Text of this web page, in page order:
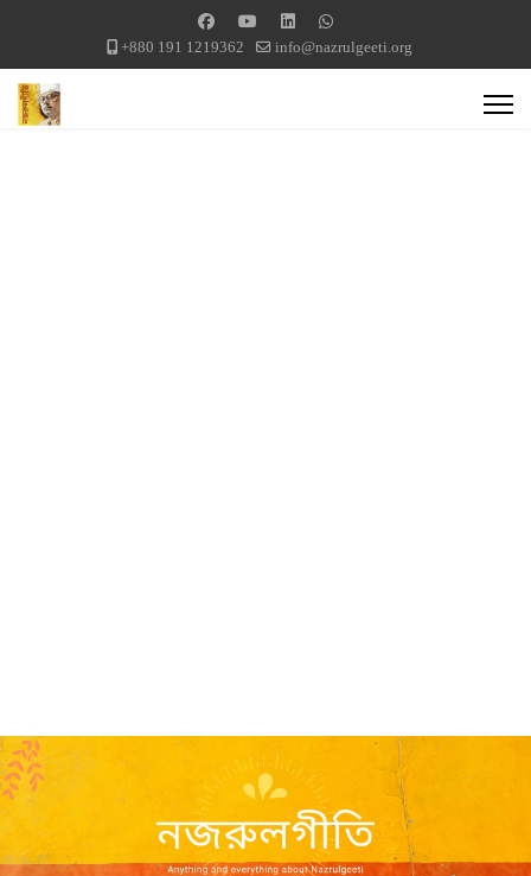
+880 191 1219362 info@nazrulgeeti.org